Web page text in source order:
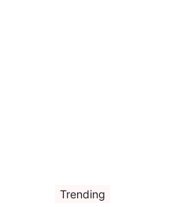
Trending